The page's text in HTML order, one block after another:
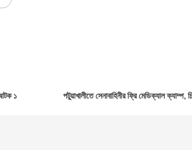
আটক ১
পটুয়াখালীতে সেনাবাহিনীর ফ্রি মেডিক্যাল ক্যাম্প,